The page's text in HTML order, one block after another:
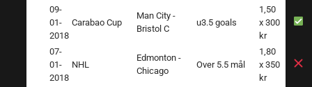
09-
01-
2018
Carabao Cup
Man City -
Bristol C
u3.5 goals
1,50
x 300
kr
07-
01-
2018
NHL
Edmonton -
Chicago
Over 5.5 mål
1,80
x 350
kr